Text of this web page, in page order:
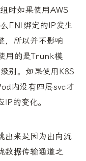
时如果使用AWS
ENI绑定的IP发生
，所以并不影响
用的是Trunk模
别。如果使用K8S
内没有四层svc才
的变化。
出来是因为出向流
数据传输通道之